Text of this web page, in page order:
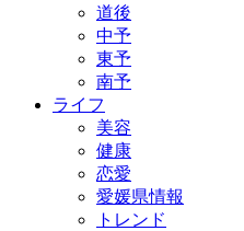
道後
中予
東予
南予
ライフ
美容
健康
恋愛
愛媛県情報
トレンド